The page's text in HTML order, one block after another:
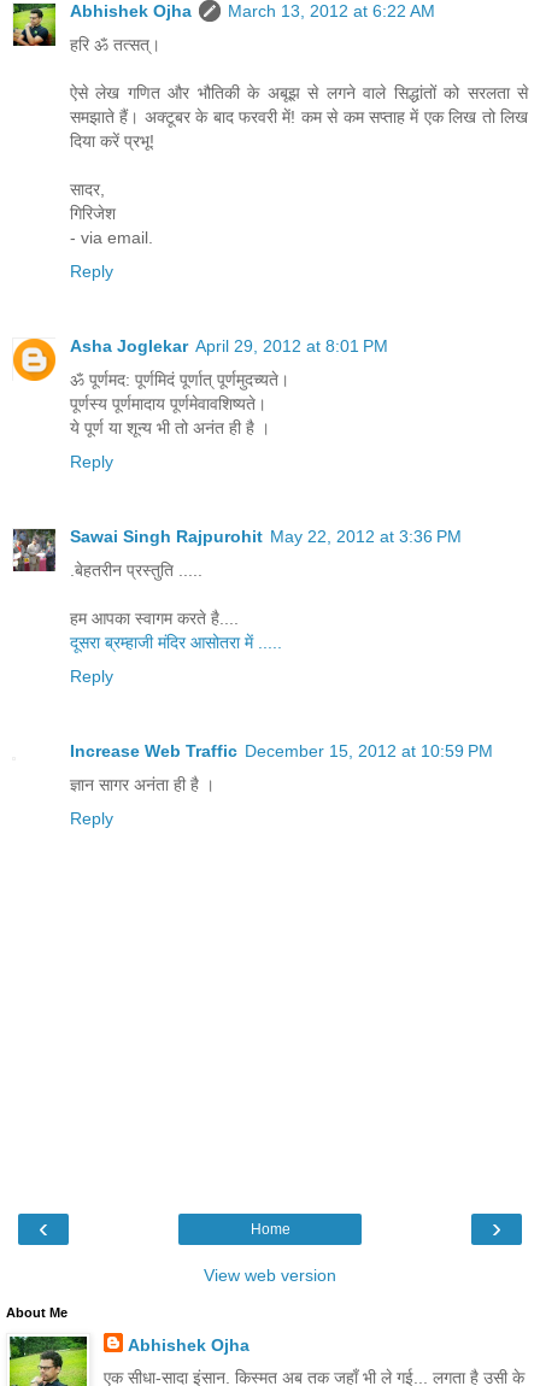
Abhishek Ojha
March 13, 2012 at 6:22 AM
हरि ॐ तत्सत्।
ऐसे लेख गणित और भौतिकी के अबूझ से लगने वाले सिद्धांतों को सरलता से
समझाते हैं। अक्टूबर के बाद फरवरी में! कम से कम सप्ताह में एक लिख तो लिख
दिया करें प्रभू!
सादर,
गिरिजेश
- via email.
Reply
Asha Joglekar April 29, 2012 at 8:01 PM
ॐ पूर्णमद: पूर्णमिदं पूर्णात् पूर्णमुदच्यते।
पूर्णस्य पूर्णमादाय पूर्णमेवावशिष्यते।
ये पूर्ण या शून्य भी तो अनंत ही है ।
Reply
Sawai Singh Rajpurohit May 22, 2012 at 3:36 PM
.बेहतरीन प्रस्‍तुति .....
हम आपका स्‍वागम करते है....
दूसरा ब्रम्हाजी मंदिर आसोतरा में .....
Reply
Increase Web Traffic December 15, 2012 at 10:59 PM
ज्ञान सागर अनंता ही है ।
Reply
‹ ›
Home
View web version
About Me
Abhishek Ojha
एक सीधा-सादा इंसान. किस्मत अब तक जहाँ भी ले गई... लगता है उसी के